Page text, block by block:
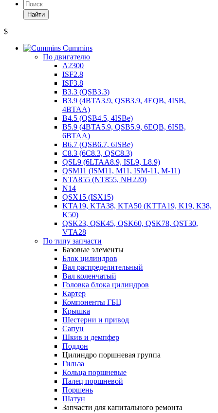
Найти
$
Cummins
По двигателю
A2300
ISF2.8
ISF3.8
B3.3 (QSB3.3)
B3.9 (4BTA3.9, QSB3.9, 4EQB, 4ISB,
4BTAA)
B4.5 (QSB4.5, 4ISBe)
B5.9 (4BTA5.9, QSB5.9, 6EQB, 6ISB,
6BTAA)
B6.7 (QSB6.7, 6ISBe)
C8.3 (6C8.3, QSC8.3)
QSL9 (6LTAA8.9, ISL9, L8.9)
QSM11 (ISM11, M11, ISM-11, M-11)
NTA855 (NT855, NH220)
N14
QSX15 (ISX15)
KTA19, KTA38, KTA50 (KTTA19, K19, K38,
K50)
QSK23, QSK45, QSK60, QSK78, QST30,
VTA28
По типу запчасти
Базовые элементы
Блок цилиндров
Вал распределительный
Вал коленчатый
Головка блока цилиндров
Картер
Компоненты ГБЦ
Крышка
Шестерни и привод
Сапун
Шкив и демпфер
Поддон
Цилиндро поршневая группа
Гильза
Кольца поршневые
Палец поршневой
Поршень
Шатун
Запчасти для капитального ремонта